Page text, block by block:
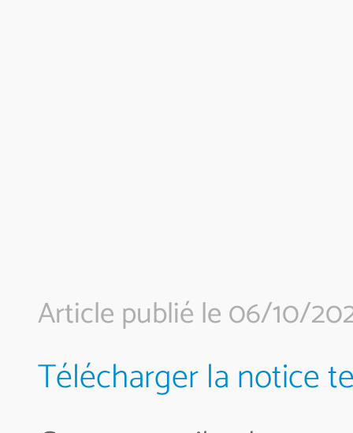
Article publié le 06/10/
Télécharger la notice